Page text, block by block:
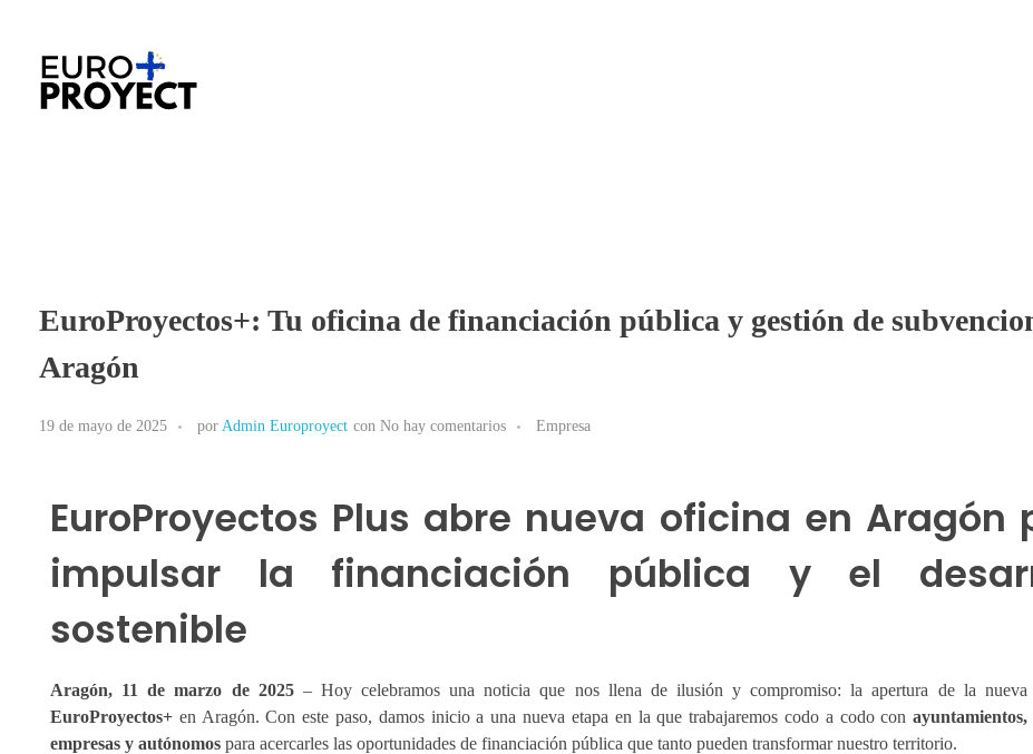
EuroProyectos+: Tu oficina de financiación pública y gestión de
Aragón
19 de mayo de 2025 por Admin Europroyect con No hay comentarios Empresa
EuroProyectos Plus abre nueva oficina en Aragón
impulsar la financiación pública y el
sostenible
Aragón, 11 de marzo de 2025– Hoy celebramos una noticia que nos llena de ilusión y compromiso: la apertura de la
EuroProyectos+ en Aragón. Con este paso, damos inicio a una nueva etapa en la que trabajaremos codo a codo conayuntamientos,
empresas y autónomos para acercarles las oportunidades de financiación pública que tanto pueden transformar nuestro territorio.